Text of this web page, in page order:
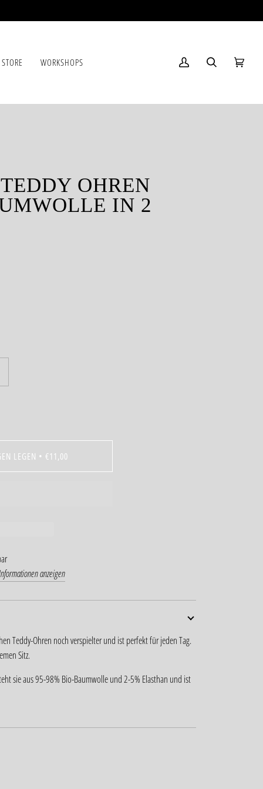
WORKSHOPS
Mein
Suchen
OHREN
IN 2
LEGEN • €11,00
anzeigen
Teddy-Ohren noch verspielter und ist perfekt für jeden Tag.
Sitz.
sie aus 95-98% Bio-Baumwolle und 2-5% Elasthan und ist